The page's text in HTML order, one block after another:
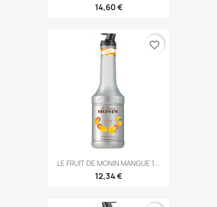
14,60 €
LE FRUIT DE MONIN MANGUE 1...
12,34 €
favorite_border